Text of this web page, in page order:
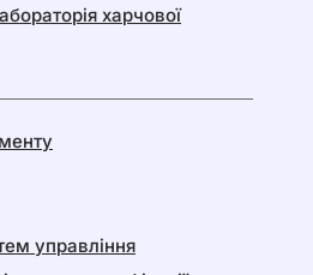
харчової
управління